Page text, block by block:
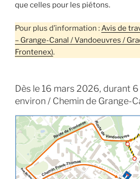
que celles pour les piétons.
Pour plus d’information :Avis de
– Grange-Canal / Vandoeuvres /
Frontenex).
Dès le 16 mars 2026, durant
environ / Chemin de Grange-